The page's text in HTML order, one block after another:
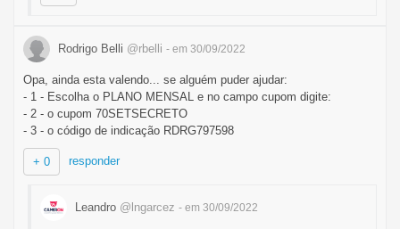
Rodrigo Belli @rbelli - em 30/09/2022
Opa, ainda esta valendo... se alguém puder ajudar:
- 1 - Escolha o PLANO MENSAL e no campo cupom digite:
- 2 - o cupom 70SETSECRETO
- 3 - o código de indicação RDRG797598
+ 0 responder
Leandro @lngarcez - em 30/09/2022